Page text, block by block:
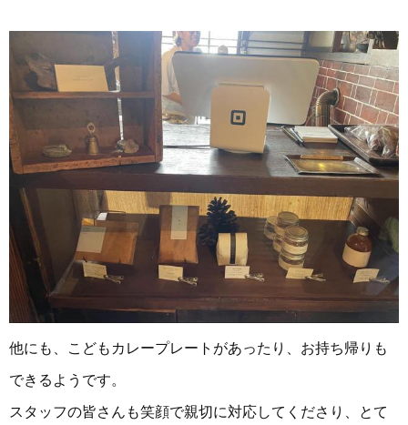
他にも、こどもカレープレートがあったり、お持ち帰りも
できるようです。
スタッフの皆さんも笑顔で親切に対応してくださり、とて